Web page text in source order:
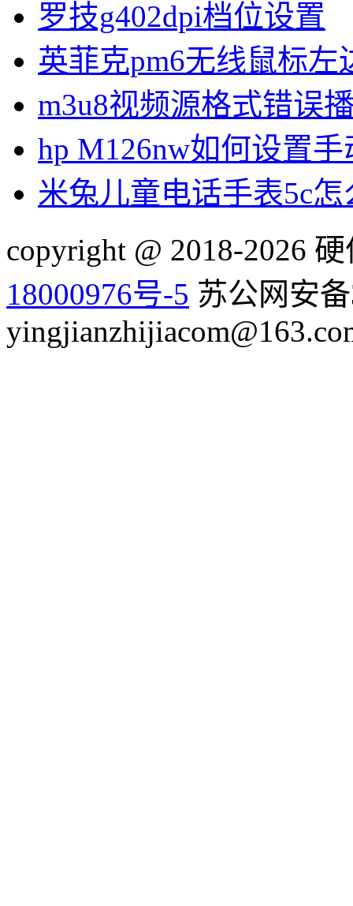
罗技g402dpi档位设置
英菲克pm6无线鼠标左
m3u8视频源格式错误
hp M126nw如何设置
米兔儿童电话手表5c
copyright @ 2018-2026
18000976号-5 苏公网安